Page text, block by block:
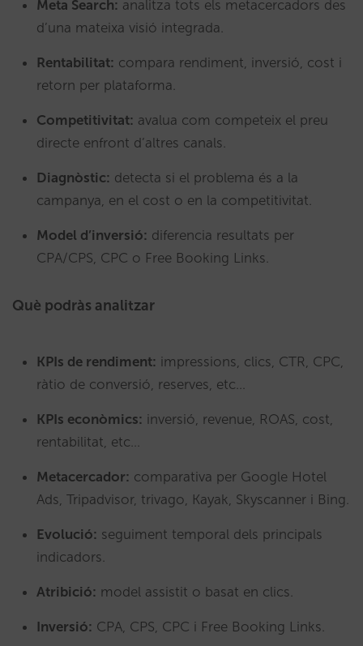
Meta Search: analitza tots els metacercadors des
d’una mateixa visió integrada.
Rentabilitat: compara rendiment, inversió, cost i
retorn per plataforma.
Competitivitat: avalua com competeix el preu
directe enfront d’altres canals.
Diagnòstic: detecta si el problema és a la
campanya, en el cost o en la competitivitat.
Model d’inversió: diferencia resultats per
CPA/CPS, CPC o Free Booking Links.
Què podràs analitzar
KPIs de rendiment: impressions, clics, CTR, CPC,
ràtio de conversió, reserves, etc…
KPIs econòmics: inversió, revenue, ROAS, cost,
rentabilitat, etc…
Metacercador: comparativa per Google Hotel
Ads, Tripadvisor, trivago, Kayak, Skyscanner i Bing.
Evolució: seguiment temporal dels principals
indicadors.
Atribició: model assistit o basat en clics.
Inversió: CPA, CPS, CPC i Free Booking Links.